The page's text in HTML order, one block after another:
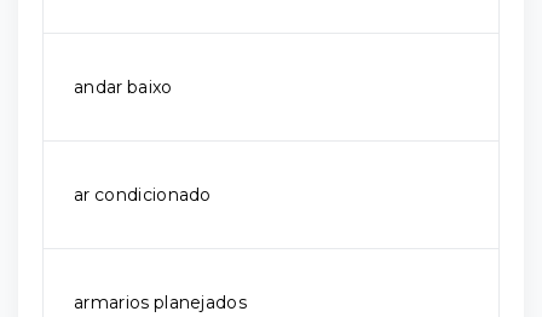
andar baixo
ar condicionado
armarios planejados